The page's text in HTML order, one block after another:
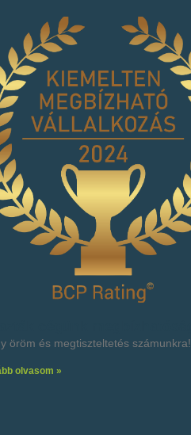
öröm és megtiszteltetés számunkra!
olvasom »